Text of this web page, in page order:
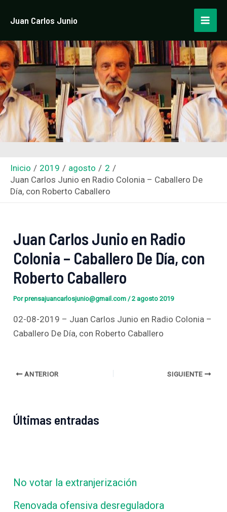
Juan Carlos Junio
Inicio 2019 agosto
2
Juan Carlos Junio en Radio Colonia – Caballero De
Día, con Roberto Caballero
Juan Carlos Junio en Radio
Colonia – Caballero De Día, con
Roberto Caballero
Porprensajuancarlosjunio@gmail.com/2 agosto 2019
02-08-2019 – Juan Carlos Junio en Radio Colonia –
Caballero De Día, con Roberto Caballero
de
ANTERIOR SIGUIENTE
Últimas entradas
No votar la extranjerización
Renovada ofensiva desreguladora